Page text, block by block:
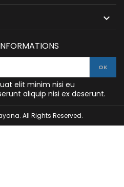

elit minim nisi eu
aliquip nisi ex deserunt.
All Rights Reserved.